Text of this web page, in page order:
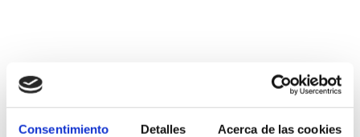
Consentimiento Detalles Acerca de las cookies